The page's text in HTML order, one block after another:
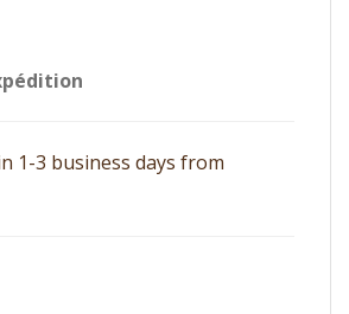
1-3 business days from